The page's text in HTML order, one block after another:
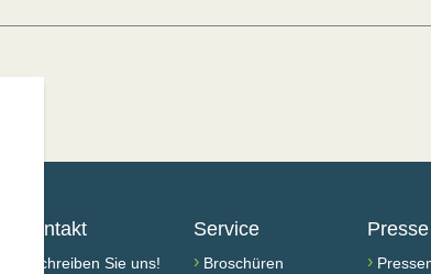
Kontakt
Schreiben Sie uns!
Service
› Broschüren
Presse
›